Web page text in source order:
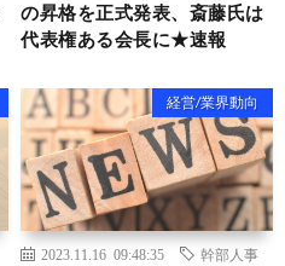
の昇格を正式発表、斎藤氏は
代表権ある会長に★速報
経営/業界動向
2023.11.16 09:48:35 幹部人事